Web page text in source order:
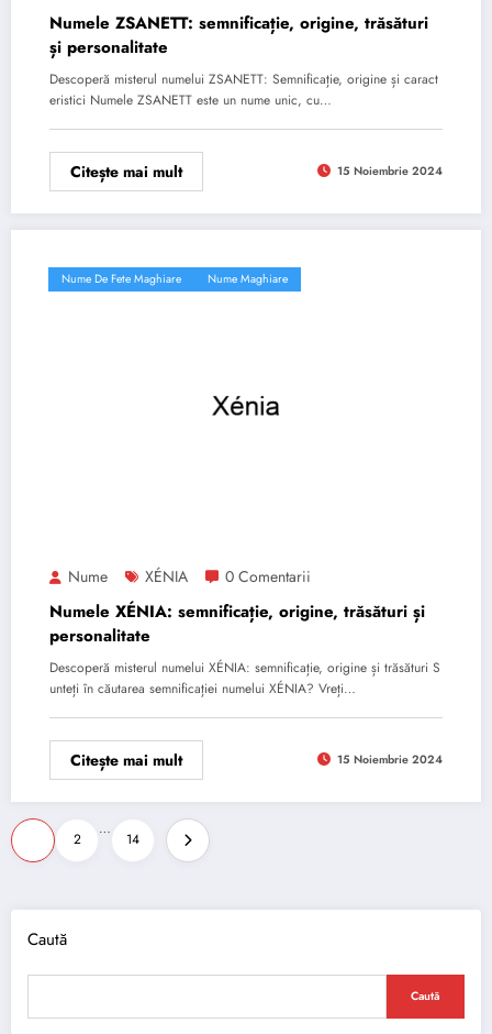
Numele ZSANETT: semnificație, origine, trăsături
și personalitate
Descoperă misterul numelui ZSANETT: Semnificație, origine și caract
eristici Numele ZSANETT este un nume unic, cu…
Citește mai mult 15 Noiembrie 2024
Nume De Fete Maghiare Nume Maghiare
Nume XÉNIA 0 Comentarii
Numele XÉNIA: semnificație, origine, trăsături și
personalitate
Descoperă misterul numelui XÉNIA: semnificație, origine și trăsături S
unteți în căutarea semnificației numelui XÉNIA? Vreți…
Citește mai mult 15 Noiembrie 2024
Paginație
articole
2
…
14
Caută
Caută